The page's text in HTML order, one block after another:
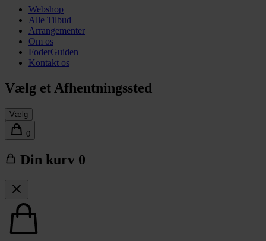
Webshop
Alle Tilbud
Arrangementer
Om os
FoderGuiden
Kontakt os
Vælg et Afhentningssted
Vælg
0
Din kurv 0